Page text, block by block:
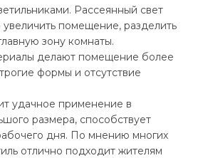
Рассеянный свет
увеличить помещение, разделить
зону комнаты.
делают помещение более
формы и отсутствие
удачное применение в
размера, способствует
дня. По мнению многих
отлично подходит жителям